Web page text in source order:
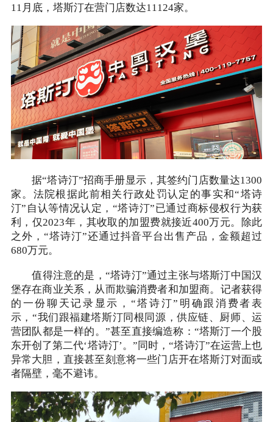
11月底，塔斯汀在营门店数达11124家。
据“塔诗汀”招商手册显示，其签约门店数量达1300
家。法院根据此前相关行政处罚认定的事实和“塔诗
汀”自认等情况认定，“塔诗汀”已通过商标侵权行为获
利，仅2023年，其收取的加盟费就接近400万元。除此
之外，“塔诗汀”还通过抖音平台出售产品，金额超过
680万元。
值得注意的是，“塔诗汀”通过主张与塔斯汀中国汉
堡存在商业关系，从而欺骗消费者和加盟商。记者获得
的一份聊天记录显示，“塔诗汀”明确跟消费者表
示，“我们跟福建塔斯汀同根同源，供应链、厨师、运
营团队都是一样的。”甚至直接编造称：“塔斯汀一个股
东开创了第二代‘塔诗汀’。”同时，“塔诗汀”在运营上也
异常大胆，直接甚至刻意将一些门店开在塔斯汀对面或
者隔壁，毫不避讳。